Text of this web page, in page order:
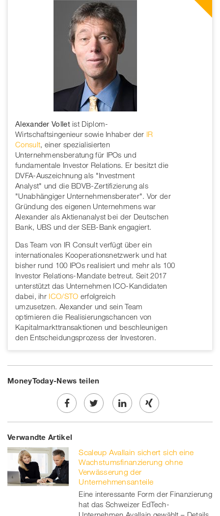
Alexander Vollet ist Diplom-
Wirtschaftsingenieur sowie Inhaber der IR
Consult, einer spezialisierten
Unternehmensberatung für IPOs und
fundamentale Investor Relations. Er besitzt die
DVFA-Auszeichnung als "Investment
Analyst" und die BDVB-Zertifizierung als
"Unabhängiger Unternehmensberater". Vor der
Gründung des eigenen Unternehmens war
Alexander als Aktienanalyst bei der Deutschen
Bank, UBS und der SEB-Bank engagiert.
Das Team von IR Consult verfügt über ein
internationales Kooperationsnetzwerk und hat
bisher rund 100 IPOs realisiert und mehr als 100
Investor Relations-Mandate betreut. Seit 2017
unterstützt das Unternehmen ICO-Kandidaten
dabei, ihr ICO/STO erfolgreich
umzusetzen. Alexander und sein Team
optimieren die Realisierungschancen von
Kapitalmarkttransaktionen und beschleunigen
den Entscheidungsprozess der Investoren.
MoneyToday-News teilen
Share
on
Facebook
Twe
on
twitt
er
Share
linkedin
Share
Xing
Verwandte Artikel
Scaleup Avallain sichert sich eine
Wachstumsfinanzierung ohne
Verwässerung der
Unternehmensanteile
Eine interessante Form der Finanzierung
hat das Schweizer EdTech-